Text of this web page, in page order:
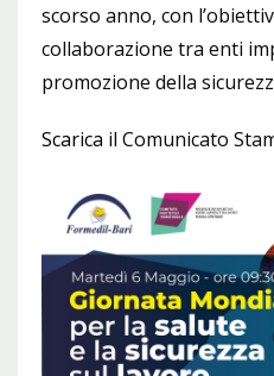
scorso anno, con
collaborazione tra enti
promozione della
Scarica il Comunicato